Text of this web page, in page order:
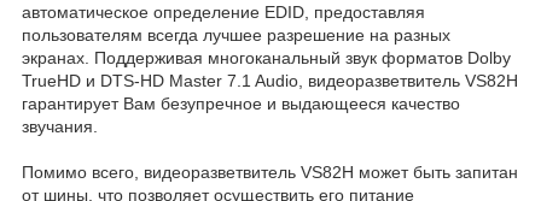
автоматическое определение EDID, предоставляя
пользователям всегда лучшее разрешение на разных
экранах. Поддерживая многоканальный звук форматов Dolby
TrueHD и DTS-HD Master 7.1 Audio, видеоразветвитель VS82H
гарантирует Вам безупречное и выдающееся качество
звучания.
Помимо всего, видеоразветвитель VS82H может быть запитан
от шины, что позволяет осуществить его питание